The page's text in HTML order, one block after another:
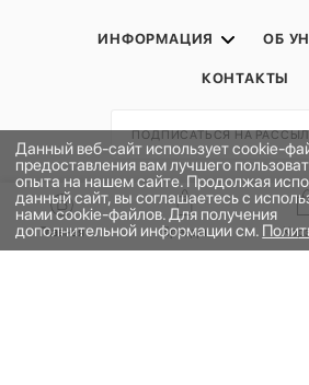
В КОРЗИНУ
ИНФОРМАЦИЯ ОБ
КОНТАКТЫ
ПОДПИСАТЬСЯ НА
ПОЛИТИКА
ПУБЛИЧНАЯ ОФЕРТА
ПРОГРАММА
Данный веб-сайт использует cookie-
предоставления вам лучшего
опыта на нашем сайте. Продолжая
данный сайт, вы соглашаетесь с
нами cookie-файлов. Для получения
дополнительной информации см.
Главная Бренды